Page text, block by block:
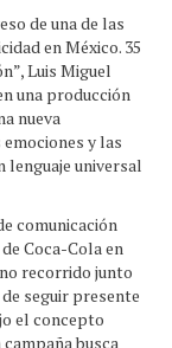
de una de las
en México. 35
Luis Miguel
una producción
nueva
y las
lenguaje universal
comunicación
Coca-Cola en
recorrido junto
seguir presente
el concepto
busca